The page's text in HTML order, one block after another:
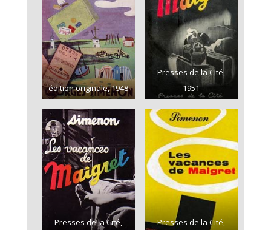
édition originale, 1948
Presses de la Cité,
1951
Presses de la Cité,
Presses de la Cité,